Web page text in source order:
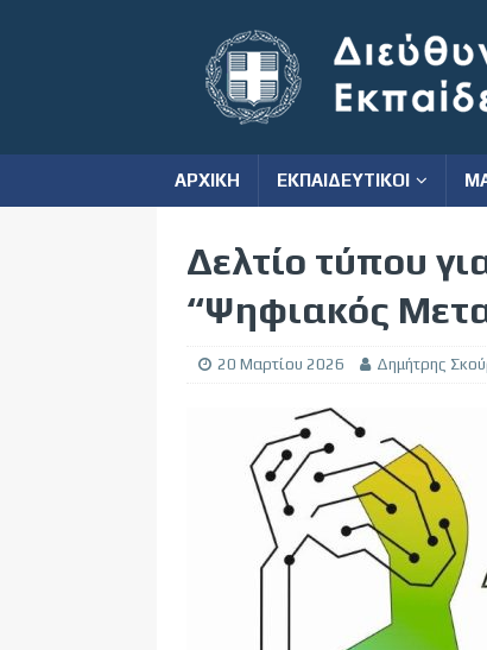
ΑΡΧΙΚΗ ΕΚΠΑΙΔΕΥΤΙΚΟΙ
Δελτίο τύπου
“Ψηφιακός
20 Μαρτίου 2026 Δημήτρης